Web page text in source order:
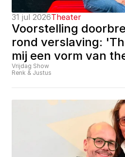
31 jul 2026Theater
Voorstelling
rond verslaving:
mij een vorm van
Vrijdag Show
Renk & Justus